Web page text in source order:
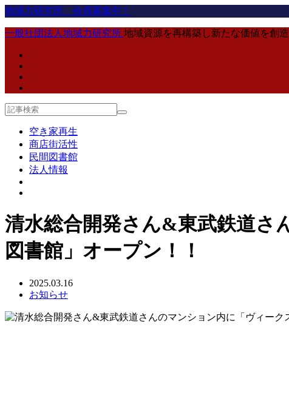
地域力研究所 会員募集中！
一般社団法人地域力研究所 地域資源を再構築し新たな価値を創
空き家再生
商店街活性
民間図書館
法人情報
清水総合開発さん&東武鉄道さ
図書館」オープン！！
2025.03.16
お知らせ